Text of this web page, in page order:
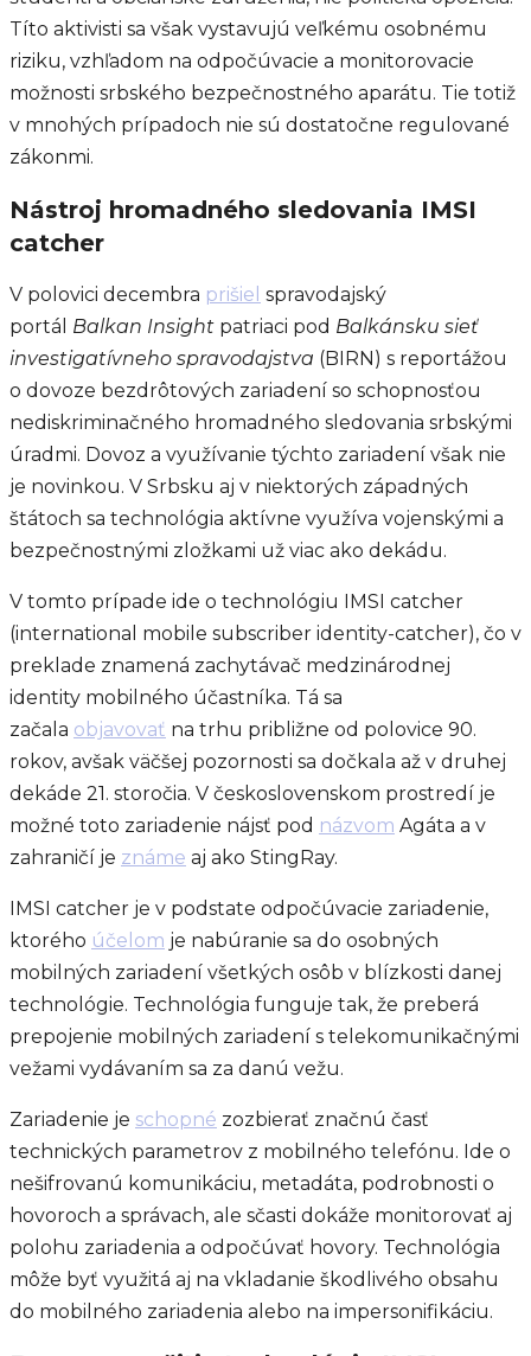
Títo aktivisti sa však vystavujú veľkému osobnému
riziku, vzhľadom na odpočúvacie a monitorovacie
možnosti srbského bezpečnostného aparátu. Tie totiž
v mnohých prípadoch nie sú dostatočne regulované
zákonmi.
Nástroj hromadného sledovania IMSI
catcher
V polovici decembra prišiel spravodajský
portál Balkan Insight patriaci pod Balkánsku sieť
investigatívneho spravodajstva (BIRN) s reportážou
o dovoze bezdrôtových zariadení so schopnosťou
nediskriminačného hromadného sledovania srbskými
úradmi. Dovoz a využívanie týchto zariadení však nie
je novinkou. V Srbsku aj v niektorých západných
štátoch sa technológia aktívne využíva vojenskými a
bezpečnostnými zložkami už viac ako dekádu.
V tomto prípade ide o technológiu IMSI catcher
(international mobile subscriber identity-catcher), čo v
preklade znamená zachytávač medzinárodnej
identity mobilného účastníka. Tá sa
začala objavovať na trhu približne od polovice 90.
rokov, avšak väčšej pozornosti sa dočkala až v druhej
dekáde 21. storočia. V československom prostredí je
možné toto zariadenie nájsť pod názvom Agáta a v
zahraničí je známe aj ako StingRay.
IMSI catcher je v podstate odpočúvacie zariadenie,
ktorého účelom je nabúranie sa do osobných
mobilných zariadení všetkých osôb v blízkosti danej
technológie. Technológia funguje tak, že preberá
prepojenie mobilných zariadení s telekomunikačnými
vežami vydávaním sa za danú vežu.
Zariadenie je schopné zozbierať značnú časť
technických parametrov z mobilného telefónu. Ide o
nešifrovanú komunikáciu, metadáta, podrobnosti o
hovoroch a správach, ale sčasti dokáže monitorovať aj
polohu zariadenia a odpočúvať hovory. Technológia
môže byť využitá aj na vkladanie škodlivého obsahu
do mobilného zariadenia alebo na impersonifikáciu.